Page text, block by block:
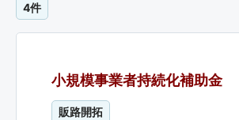
4件
小規模事業者持続化補助金
販路開拓